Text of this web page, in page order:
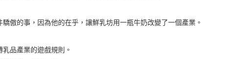
傲的事，因為他的在乎，讓鮮乳坊用一瓶牛奶改變了一個產業。
品產業的遊戲規則。